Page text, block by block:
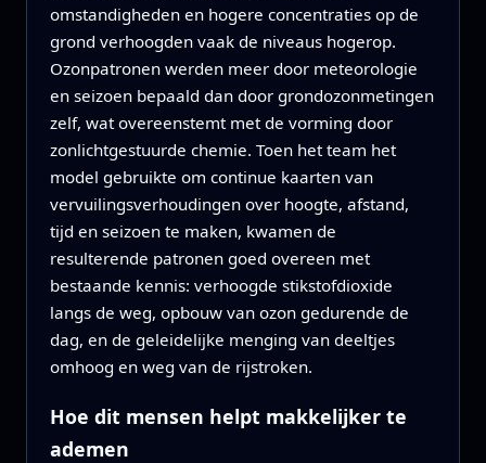
omstandigheden en hogere concentraties op de
grond verhoogden vaak de niveaus hogerop.
Ozonpatronen werden meer door meteorologie
en seizoen bepaald dan door grondozonmetingen
zelf, wat overeenstemt met de vorming door
zonlichtgestuurde chemie. Toen het team het
model gebruikte om continue kaarten van
vervuilingsverhoudingen over hoogte, afstand,
tijd en seizoen te maken, kwamen de
resulterende patronen goed overeen met
bestaande kennis: verhoogde stikstofdioxide
langs de weg, opbouw van ozon gedurende de
dag, en de geleidelijke menging van deeltjes
omhoog en weg van de rijstroken.
Hoe dit mensen helpt makkelijker te
ademen